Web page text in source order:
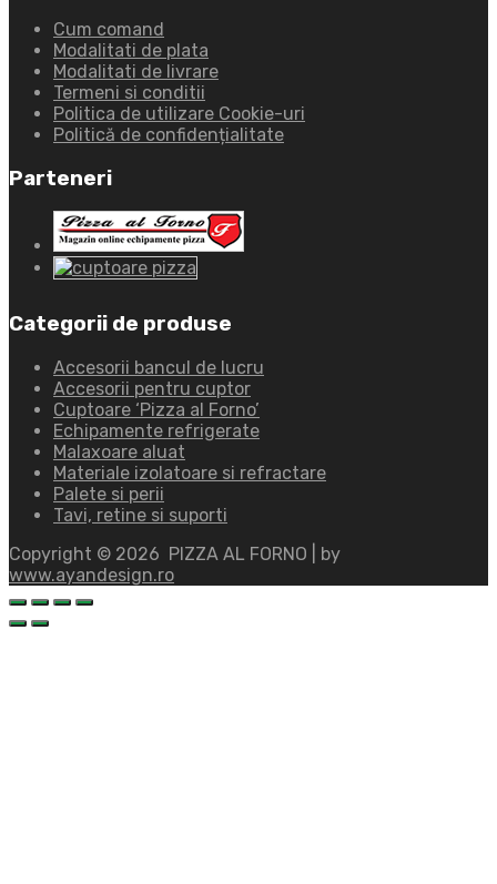
Cum comand
Modalitati de plata
Modalitati de livrare
Termeni si conditii
Politica de utilizare Cookie-uri
Politică de confidențialitate
Parteneri
Categorii de produse
Accesorii bancul de lucru
Accesorii pentru cuptor
Cuptoare ‘Pizza al Forno’
Echipamente refrigerate
Malaxoare aluat
Materiale izolatoare si refractare
Palete si perii
Tavi, retine si suporti
Copyright © 2026 PIZZA AL FORNO | by
www.ayandesign.ro